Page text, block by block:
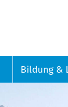
Bildung &